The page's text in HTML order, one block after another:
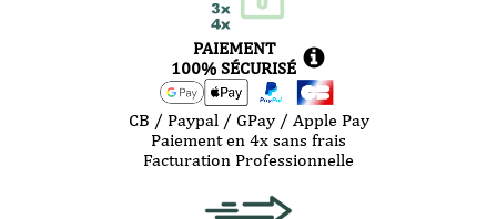
PAIEMENT
100% SÉCURISÉ
CB / Paypal / GPay / Apple Pay
Paiement en 4x sans frais
Facturation Professionnelle